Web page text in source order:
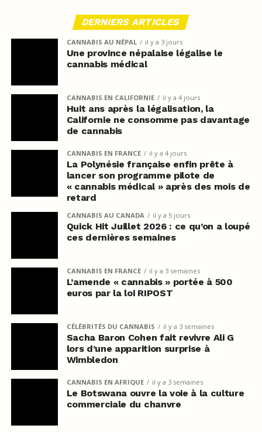
DERNIERS ARTICLES
CANNABIS AU NÉPAL il y a 3 jours
Une province népalaise légalise le
cannabis médical
CANNABIS EN CALIFORNIE il y a 4 jours
Huit ans après la légalisation, la
Californie ne consomme pas davantage
de cannabis
CANNABIS EN FRANCE il y a 4 jours
La Polynésie française enfin prête à
lancer son programme pilote de
« cannabis médical » après des mois de
retard
CANNABIS AU CANADA il y a 5 jours
Quick Hit Juillet 2026 : ce qu’on a loupé
ces dernières semaines
CANNABIS EN FRANCE il y a 3 semaines
L’amende « cannabis » portée à 500
euros par la loi RIPOST
CÉLÉBRITÉS DU CANNABIS il y a 3 semaines
Sacha Baron Cohen fait revivre Ali G
lors d’une apparition surprise à
Wimbledon
CANNABIS EN AFRIQUE il y a 3 semaines
Le Botswana ouvre la voie à la culture
commerciale du chanvre